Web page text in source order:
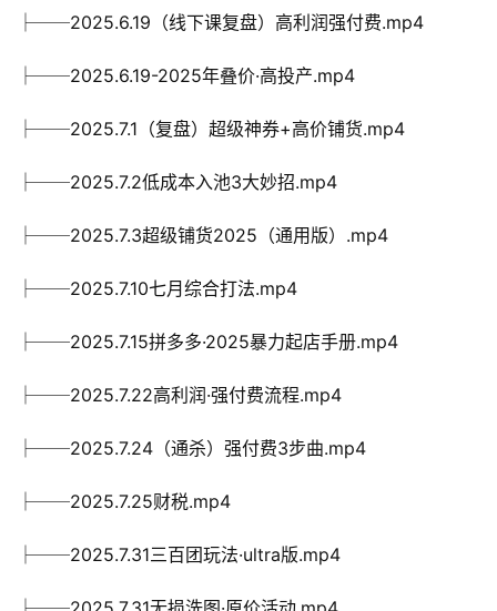
├──2025.6.19（线下课复盘）高利润强付费.mp4
├──2025.6.19-2025年叠价·高投产.mp4
├──2025.7.1（复盘）超级神券+高价铺货.mp4
├──2025.7.2低成本入池3大妙招.mp4
├──2025.7.3超级铺货2025（通用版）.mp4
├──2025.7.10七月综合打法.mp4
├──2025.7.15拼多多·2025暴力起店手册.mp4
├──2025.7.22高利润·强付费流程.mp4
├──2025.7.24（通杀）强付费3步曲.mp4
├──2025.7.25财税.mp4
├──2025.7.31三百团玩法·ultra版.mp4